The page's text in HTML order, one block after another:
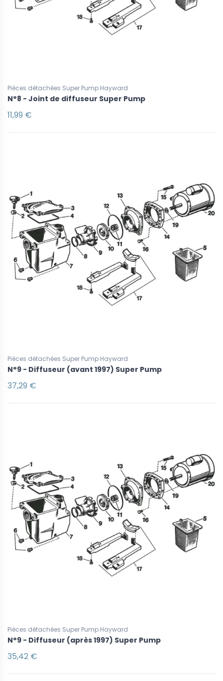
Pièces détachées Super Pump Hayward
N°8 - Joint de diffuseur Super Pump
11,99 €
Pièces détachées Super Pump Hayward
N°9 - Diffuseur (avant 1997) Super Pump
37,29 €
Pièces détachées Super Pump Hayward
N°9 - Diffuseur (après 1997) Super Pump
35,42 €